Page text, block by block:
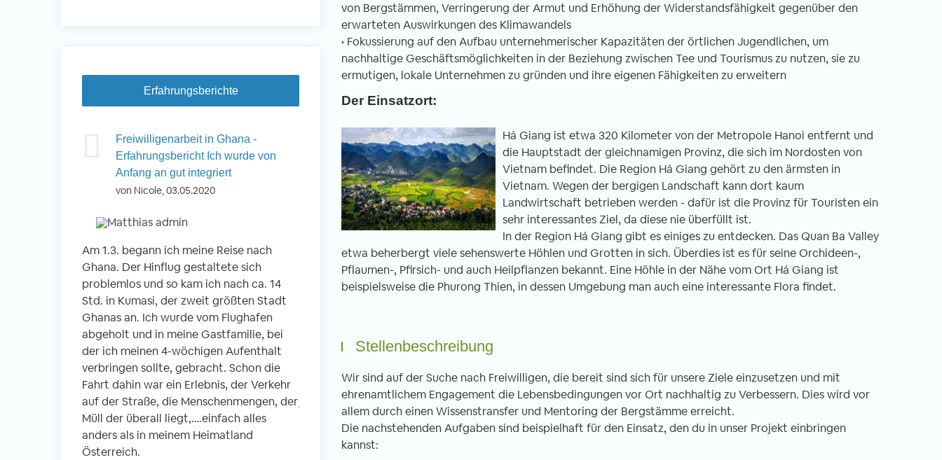
Erfahrungsberichte
Freiwilligenarbeit in Ghana -
Erfahrungsbericht Ich wurde von
Anfang an gut integriert
von Nicole, 03.05.2020
Am 1.3. begann ich meine Reise nach
Ghana. Der Hinflug gestaltete sich
problemlos und so kam ich nach ca. 14
Std. in Kumasi, der zweit größten Stadt
Ghanas an. Ich wurde vom Flughafen
abgeholt und in meine Gastfamilie, bei
der ich meinen 4-wöchigen Aufenthalt
verbringen sollte, gebracht. Schon die
Fahrt dahin war ein Erlebnis, der Verkehr
auf der Straße, die Menschenmengen, der
Müll der überall liegt,….einfach alles
anders als in meinem Heimatland
Österreich.
Freiwilligenarbeit in Thailand -
Erfahrungsbericht 6 Wochen
Unterrichten im Norden Thailands
von Imke, 02.04.2020
Von Januar bis Ende Februar half ich in
einer Schule in Uttaradit beim
Englischunterrichten mit. Direkt von
Freiwilligen geholfen mich zu recht zu
ich nervös und gespannt. Sobald ich
jedoch in der Schule war verflogen alle
Sorgen, weil ich von jedem offen und
herzlich begrüßt wurde. Wir
unterrichteten vor allem die 3 bis 6
Freiwilligenarbeit in Nepal -
Erfahrungsbericht Unterrichten im
tibetischen Kloster
von Christian, 01.03.2020
Mein dreiwöchiger Freiwilligen-Einsatz
führte mich ins ferne Nepal – genauer
gesagt in ein tibetisches Kloster am
motorisierte und unmotorisierte
Verkehrsteilnehmer mit seinem eigenen
Verkehrssystem durchsetzten zu wollen.
Man muss sich da erst mal etwas
Freiwilligenarbeit in Ghana -
Erfahrungsbericht Ein Land zum
Verlieben
von Annika, 06.02.2020
Singende Frauen, die dich am Flughafen
auf der Toilette begrüßen? This is
for you! Ein Satz, den man immer wieder
ist „Welcome“. Meine Nachbarn sagen
fremde Menschen in der Stadt und die
dem Weg zu meiner kleinen Schule
von Bergstämmen, Verringerung der Armut und Erhöhung der Widerstandsfähigkeit gegenüber den
erwarteten Auswirkungen des Klimawandels
• Fokussierung auf den Aufbau unternehmerischer Kapazitäten der örtlichen Jugendlichen, um
nachhaltige Geschäftsmöglichkeiten in der Beziehung zwischen Tee und Tourismus zu nutzen, sie zu
ermutigen, lokale Unternehmen zu gründen und ihre eigenen Fähigkeiten zu erweitern
Der Einsatzort:
Há Giang ist etwa 320 Kilometer von der Metropole Hanoi entfernt und
die Hauptstadt der gleichnamigen Provinz, die sich im Nordosten von
Vietnam befindet. Die Region Há Giang gehört zu den ärmsten in
Vietnam. Wegen der bergigen Landschaft kann dort kaum
Landwirtschaft betrieben werden - dafür ist die Provinz für Touristen ein
sehr interessantes Ziel, da diese nie überfüllt ist.
In der Region Há Giang gibt es einiges zu entdecken. Das Quan Ba Valley
etwa beherbergt viele sehenswerte Höhlen und Grotten in sich. Überdies ist es für seine Orchideen-,
Pflaumen-, Pfirsich- und auch Heilpflanzen bekannt. Eine Höhle in der Nähe vom Ort Há Giang ist
beispielsweise die Phurong Thien, in dessen Umgebung man auch eine interessante Flora findet.
Stellenbeschreibung
Wir sind auf der Suche nach Freiwilligen, die bereit sind sich für unsere Ziele einzusetzen und mit
ehrenamtlichem Engagement die Lebensbedingungen vor Ort nachhaltig zu Verbessern. Dies wird vor
allem durch einen Wissenstransfer und Mentoring der Bergstämme erreicht.
Die nachstehenden Aufgaben sind beispielhaft für den Einsatz, den du in unser Projekt einbringen
kannst: